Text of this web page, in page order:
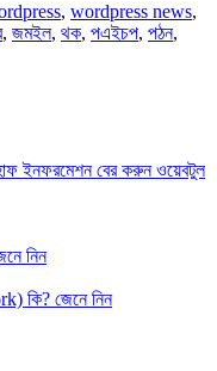
, wordpress news,
, জমইল, থক, পএইচপ, পঠন,
ইনফরমেশন বের করুন ওয়েবটুল
নিন
কি? জেনে নিন